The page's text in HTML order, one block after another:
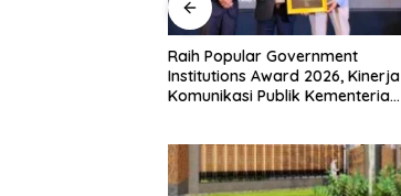
Raih Popular Government
Institutions Award 2026, Kinerja
Komunikasi Publik Kementerian